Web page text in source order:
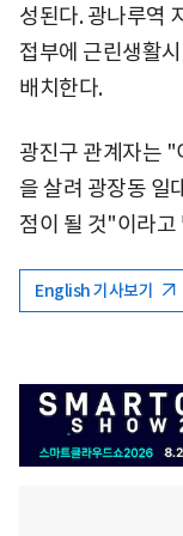
성된다. 광나루역
접부에 근린생활
배치한다.
광진구 관계자는 "
을 살려 광장동 일
점이 될 것"이라고
English 기사보기